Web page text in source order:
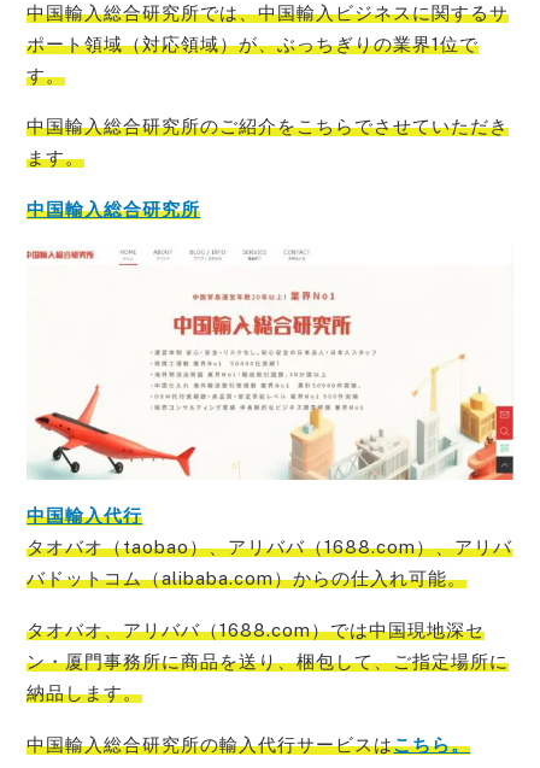
中国輸入総合研究所では、中国輸入ビジネスに関するサ
ポート領域（対応領域）が、ぶっちぎりの業界1位で
す。
中国輸入総合研究所のご紹介をこちらでさせていただき
ます。
中国輸入総合研究所
中国輸入代行
タオバオ（taobao）、アリババ（1688.com）、アリバ
バドットコム（alibaba.com）からの仕入れ可能。
タオバオ、アリババ（1688.com）では中国現地深セ
ン・厦門事務所に商品を送り、梱包して、ご指定場所に
納品します。
中国輸入総合研究所の輸入代行サービスはこちら。